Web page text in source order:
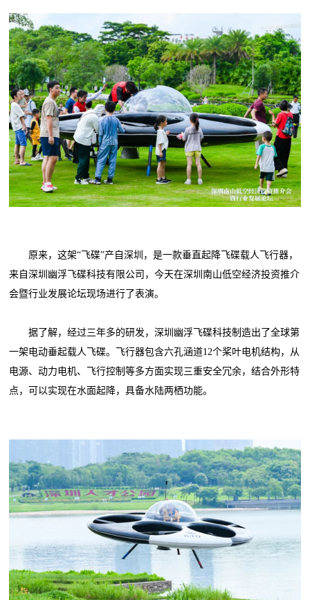
原来，这架“飞碟”产自深圳，是一款垂直起降飞碟载人飞行器，
来自深圳幽浮飞碟科技有限公司，今天在深圳南山低空经济投资推介
会暨行业发展论坛现场进行了表演。
据了解，经过三年多的研发，深圳幽浮飞碟科技制造出了全球第
一架电动垂起载人飞碟。飞行器包含六孔涵道12个桨叶电机结构，从
电源、动力电机、飞行控制等多方面实现三重安全冗余，结合外形特
点，可以实现在水面起降，具备水陆两栖功能。